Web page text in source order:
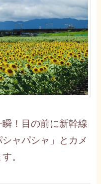
！目の前に新幹線
ャパシャ」とカメ
。